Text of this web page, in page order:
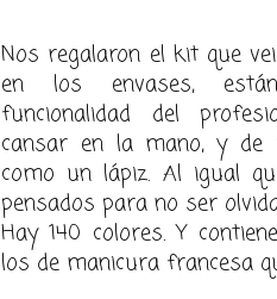
Nos regalaron el kit que
en los envases,
funcionalidad del
cansar en la mano, y de
como un lápiz. Al igual
pensados para no ser
Hay 140 colores. Y
los de manicura francesa